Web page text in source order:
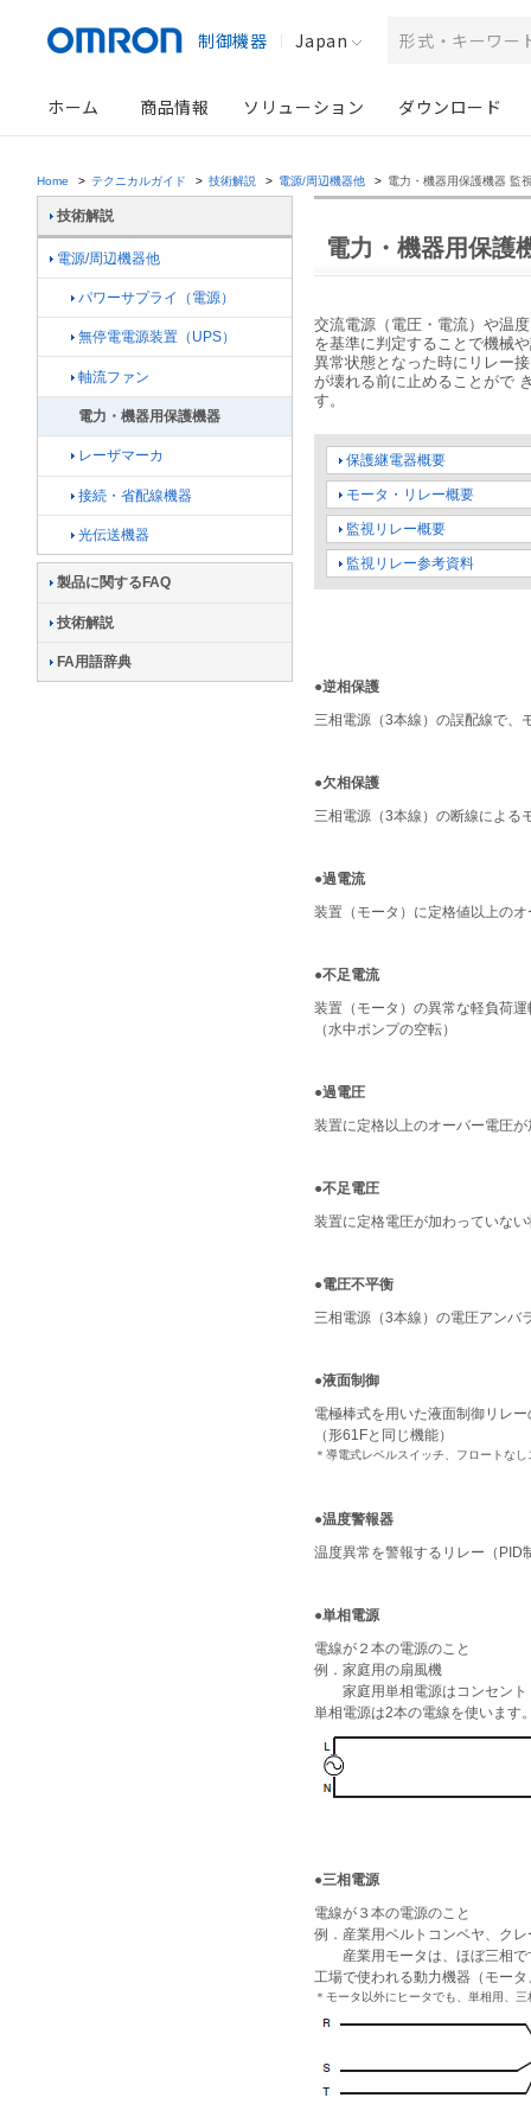
制御機器 Japan
ホーム 商品情報 ソリューション ダウンロード
Home > テクニカルガイド > 技術解説 > 電源/周辺機器他 > 電力・機器用保護機器 監
技術解説
電源/周辺機器他
パワーサプライ（電源）
無停電電源装置（UPS）
軸流ファン
電力・機器用保護機器
レーザマーカ
接続・省配線機器
光伝送機器
製品に関するFAQ
技術解説
FA用語辞典
電力・機器用保護
交流電源（電圧・電流）や温
を基準に判定することで機械
異常状態となった時にリレー
が壊れる前に止めることがで
す。
保護継電器概要
モータ・リレー概要
監視リレー概要
監視リレー参考資料
●逆相保護
三相電源（3本線）の誤配線で、
●欠相保護
三相電源（3本線）の断線による
●過電流
装置（モータ）に定格値以上の
●不足電流
装置（モータ）の異常な軽負荷
（水中ポンプの空転）
●過電圧
装置に定格以上のオーバー電圧
●不足電圧
装置に定格電圧が加わっていな
●電圧不平衡
三相電源（3本線）の電圧アンバ
●液面制御
電極棒式を用いた液面制御リレー
（形61Fと同じ機能）
＊導電式レベルスイッチ、フロートな
●温度警報器
温度異常を警報するリレー（PID
●単相電源
電線が２本の電源のこと
例．家庭用の扇風機
家庭用単相電源はコンセント
単相電源は2本の電線を使います
●三相電源
電線が３本の電源のこと
例．産業用ベルトコンベヤ、ク
産業用モータは、ほぼ三相で
工場で使われる動力機器（モー
＊モータ以外にヒータでも、単相用、